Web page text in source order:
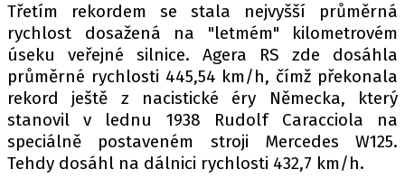
OSOBNÍ ÚDAJE / COOKIES
Provozovatelem serveru autoroad.cz je
INCORP MEDIA GROUP s.r.o., IČ: 118 23 054
Třetím rekordem se stala nejvyšší průměrná
rychlost dosažená na "letmém" kilometrovém
úseku veřejné silnice. Agera RS zde dosáhla
průměrné rychlosti 445,54 km/h, čímž překonala
rekord ještě z nacistické éry Německa, který
stanovil v lednu 1938 Rudolf Caracciola na
speciálně postaveném stroji Mercedes W125.
Tehdy dosáhl na dálnici rychlosti 432,7 km/h.